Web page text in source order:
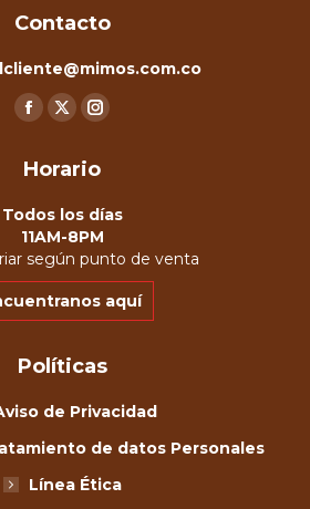
Contacto
Encuéntranos en:
Facebook
opens
in
new
window
X
opens
in
new
window
Instagram
opens
in
new
window
Horario
Todos los días
11AM-8PM
según punto de venta
aquí
Políticas
de Privacidad
de datos Personales
Línea Ética